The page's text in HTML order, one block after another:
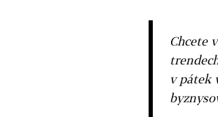
Chcete
v pátek